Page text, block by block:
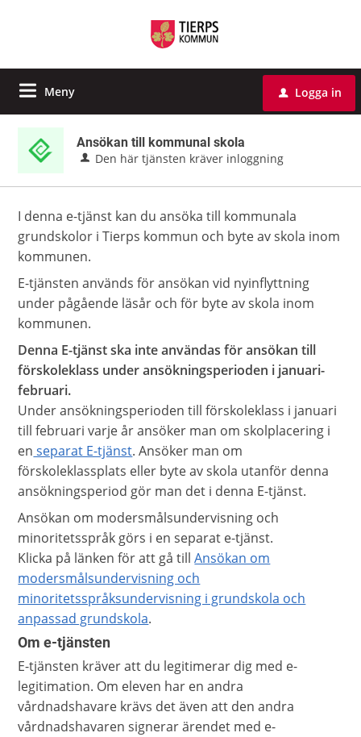
Meny u Logga in
Ansökan till kommunal skola
Den här tjänsten kräver inloggning
I denna e-tjänst kan du ansöka till kommunala
grundskolor i Tierps kommun och byte av skola inom
kommunen.
E-tjänsten används för ansökan vid nyinflyttning
under pågående läsår och för byte av skola inom
kommunen.
Denna E-tjänst ska inte användas för ansökan till
förskoleklass under ansökningsperioden i januari-
februari.
Under ansökningsperioden till förskoleklass i januari
till februari varje år ansöker man om skolplacering i
en separat E-tjänst. Ansöker man om
förskoleklassplats eller byte av skola utanför denna
ansökningsperiod gör man det i denna E-tjänst.
Ansökan om modersmålsundervisning och
minoritetsspråk görs i en separat e-tjänst.
Klicka på länken för att gå tillAnsökan om
modersmålsundervisning och
minoritetsspråksundervisning i grundskola och
anpassad grundskola.
Om e-tjänsten
E-tjänsten kräver att du legitimerar dig med e-
legitimation. Om eleven har en andra
vårdnadshavare krävs det även att den andra
vårdnadshavaren signerar ärendet med e-